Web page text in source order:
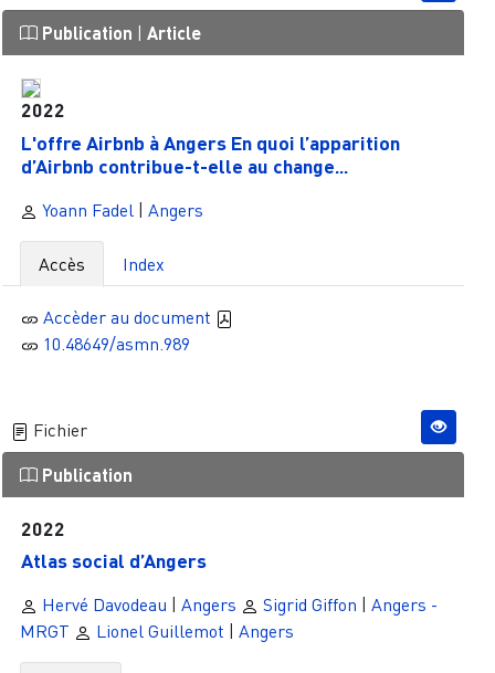
Publication | Article
2022
L'offre Airbnb à Angers En quoi l’apparition
d’Airbnb contribue-t-elle au change...
Yoann Fadel | Angers
Accès Index
Accèder au document
10.48649/asmn.989
Fichier
Publication
2022
Atlas social d’Angers
Hervé Davodeau Angers Sigrid Giffon
Angers -
MRGT
Lionel Guillemot Angers